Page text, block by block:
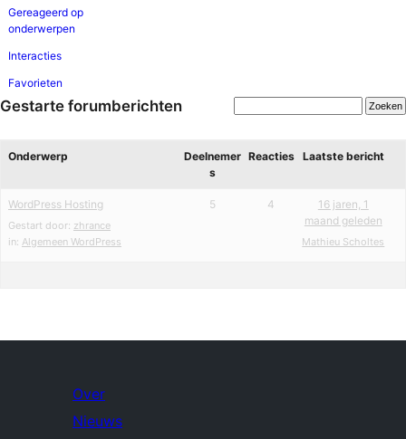
Gereageerd op
onderwerpen
Interacties
Favorieten
Gestarte forumberichten
Onderwerp
Deelnemer
s
Reacties Laatste bericht
WordPress Hosting
Gestart door: zhrance
in: Algemeen WordPress
5 4
16 jaren, 1
maand geleden
Mathieu Scholtes
Over
Nieuws